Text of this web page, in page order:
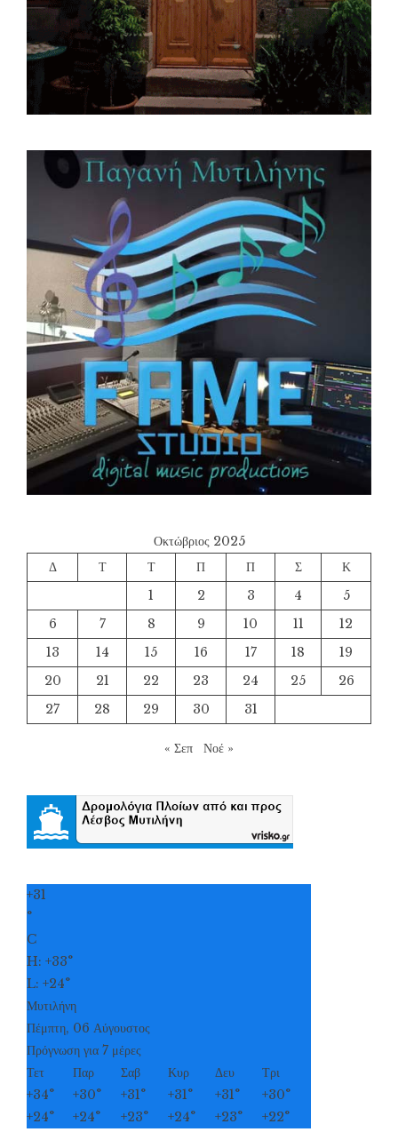
Οκτώβριος 2025
Δ
Τ Τ Π Π Σ
Κ
1
2 3 4
5
6
7 8 9 10 11
12
13
14 15 16 17 18
19
20
21 22 23 24 25
26
27
28 29 30 31
« Σεπ Νοέ »
+31
°
C
H: +33°
L: +24°
Μυτιλήνη
Πέμπτη, 06 Αύγουστος
Πρόγνωση για 7 μέρες
Τετ
Παρ Σαβ Κυρ Δευ
Τρι
+34° +30° +31° +31° +31° +30°
+24° +24° +23° +24° +23° +22°